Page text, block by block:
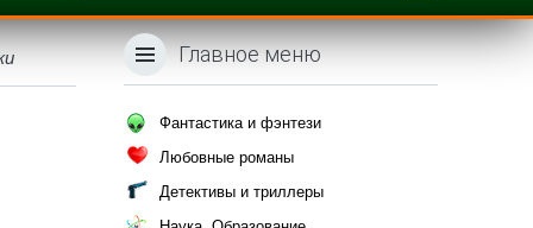
Главное меню
Фантастика и фэнтези
Любовные романы
Детективы и триллеры